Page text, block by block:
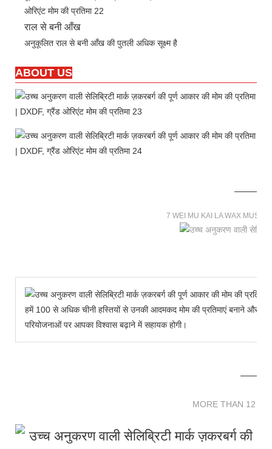
राल से बनी आँख
अनुकूलित राल से बनी आँख की पुतली अधिक सूक्ष्म है
ABOUT US
7 WEI MU KAI LA WAX
हमें 100 से अधिक चीनी हस्तियों से उनकी आदमकद मोम की प्रतिमाएं बनाने और
परियोजनाओं पर आपका विश्वास बढ़ाने में सहायक होगी।
MORE THAN 12